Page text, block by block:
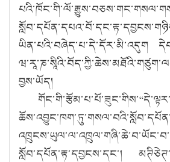
ཡིན་པའི་བཞེད་པ་དེ་དོར་མི་འདུག
བྱས་ཡོད།
གོང་གི་རྩོམ་པ་པོ་ཟུང་གིས་“
སློབ་དཔོན་རྟ་དབྱངས་དང་།